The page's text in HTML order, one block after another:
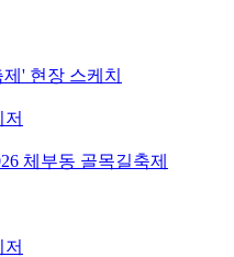
' 현장 스케치
체부동 골목길축제